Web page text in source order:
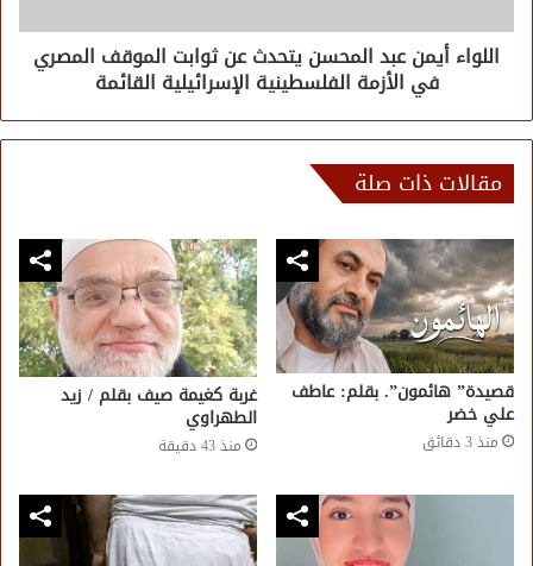
اللواء أيمن عبد المحسن يتحدث عن ثوابت الموقف المصري
في الأزمة الفلسطينية الإسرائيلية القائمة
مقالات ذات صلة
قصيدة” هائمون”. بقلم: عاطف
علي خضر
منذ 3 دقائق
غربة كغيمة صيف بقلم / زيد
الطهراوي
منذ 43 دقيقة